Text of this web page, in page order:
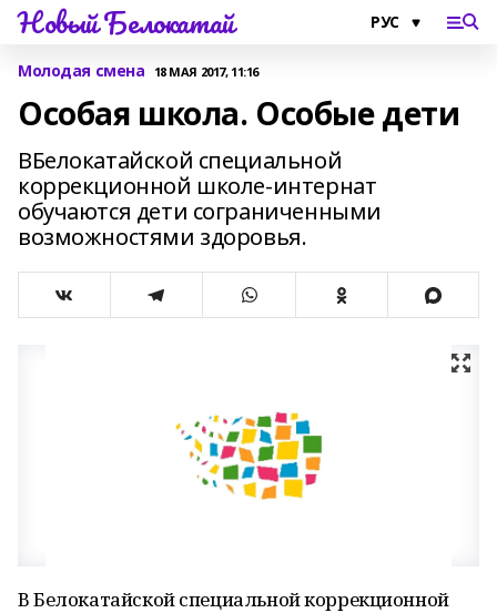
Новый Белокатай
Молодая смена 18 МАЯ 2017, 11:16
Особая школа. Особые дети
ВБелокатайской специальной
коррекционной школе-интернат
обучаются дети сограниченными
возможностями здоровья.
В Белокатайской специальной коррекционной